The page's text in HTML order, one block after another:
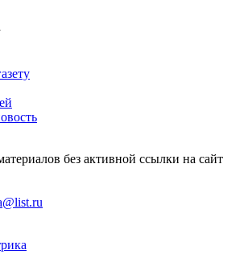
без активной ссылки на сайт